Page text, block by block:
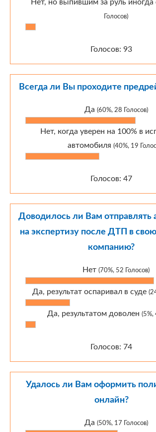
Нет, но выпившим за руль иногда
Голосов)
Голосов: 93
Всегда ли Вы проходите
Да (60%, 28 Голосов)
Нет, когда уверен на 100% в
автомобиля (40%, 19
Голосов: 47
Доводилось ли Вам отправлять
на экспертизу после ДТП в
компанию?
Нет (70%, 52 Голосов)
Да, результат оспаривал в суде
Да, результатом доволен (5%,
Голосов: 74
Удалось ли Вам оформить
онлайн?
Да (50%, 17 Голосов)